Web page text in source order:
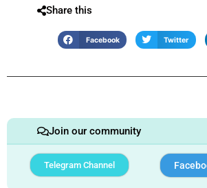
Share this
Facebook Twitter
Join our community
Telegram Channel